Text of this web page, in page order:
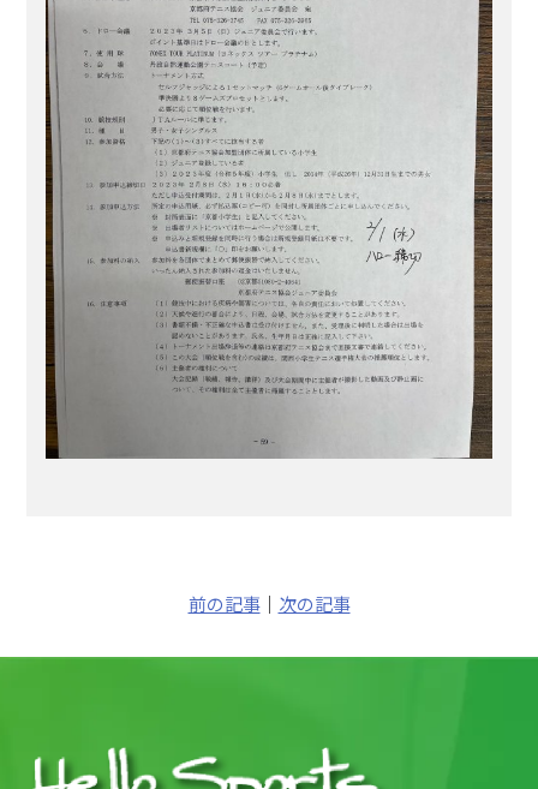
前の記事｜ 次の記事